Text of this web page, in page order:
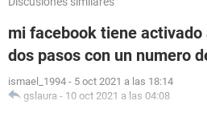
mi facebook tiene
dos pasos con un numero
ismael_1994 - 5 oct 2021 a las 18:14
gslaura - 10 oct 2021 a las 04:08